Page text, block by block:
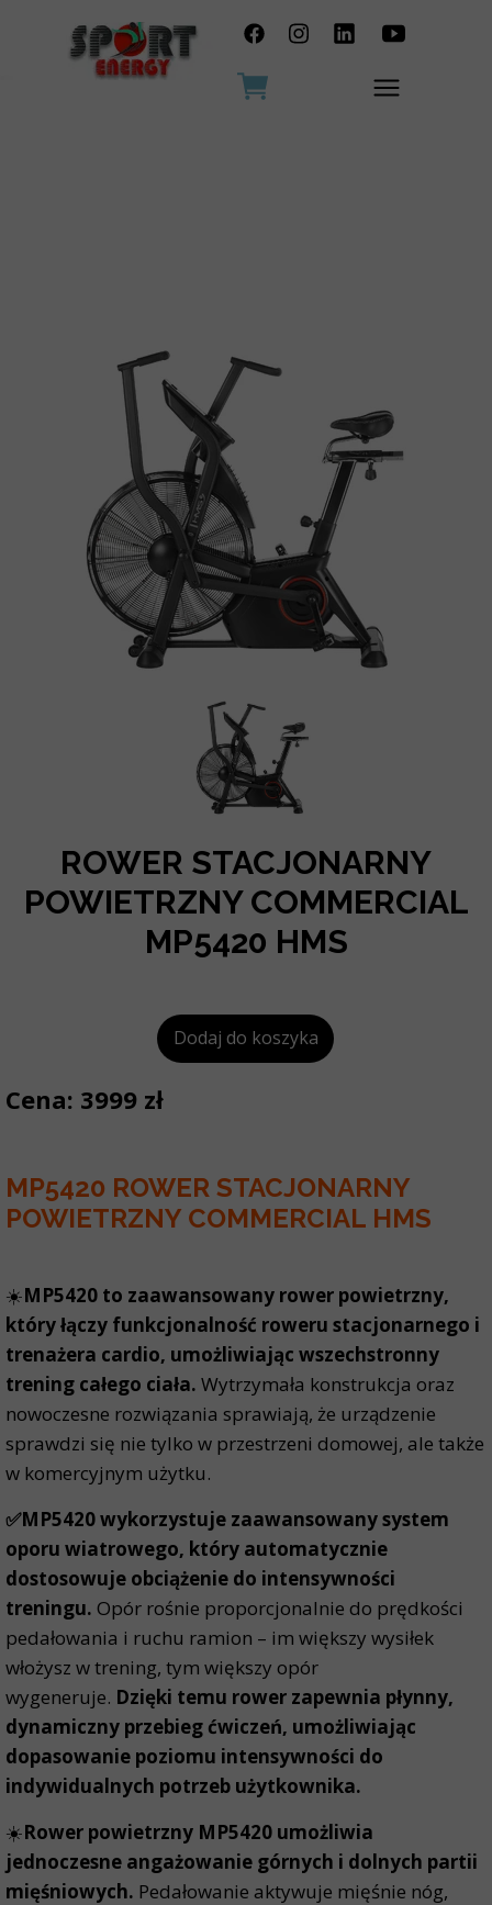
ROWER STACJONARNY
POWIETRZNY COMMERCIAL
MP5420 HMS
Cena: 3999 zł
MP5420 ROWER STACJONARNY
POWIETRZNY COMMERCIAL HMS
☀️MP5420 to zaawansowany rower powietrzny,
który łączy funkcjonalność roweru stacjonarnego i
trenażera cardio, umożliwiając wszechstronny
trening całego ciała. Wytrzymała konstrukcja oraz
nowoczesne rozwiązania sprawiają, że urządzenie
sprawdzi się nie tylko w przestrzeni domowej, ale także
w komercyjnym użytku.
✅MP5420 wykorzystuje zaawansowany system
oporu wiatrowego, który automatycznie
dostosowuje obciążenie do intensywności
treningu. Opór rośnie proporcjonalnie do prędkości
pedałowania i ruchu ramion – im większy wysiłek
włożysz w trening, tym większy opór
wygeneruje. Dzięki temu rower zapewnia płynny,
dynamiczny przebieg ćwiczeń, umożliwiając
dopasowanie poziomu intensywności do
indywidualnych potrzeb użytkownika.
☀️Rower powietrzny MP5420 umożliwia
jednoczesne angażowanie górnych i dolnych partii
mięśniowych. Pedałowanie aktywuje mięśnie nóg,
Dodaj do koszyka